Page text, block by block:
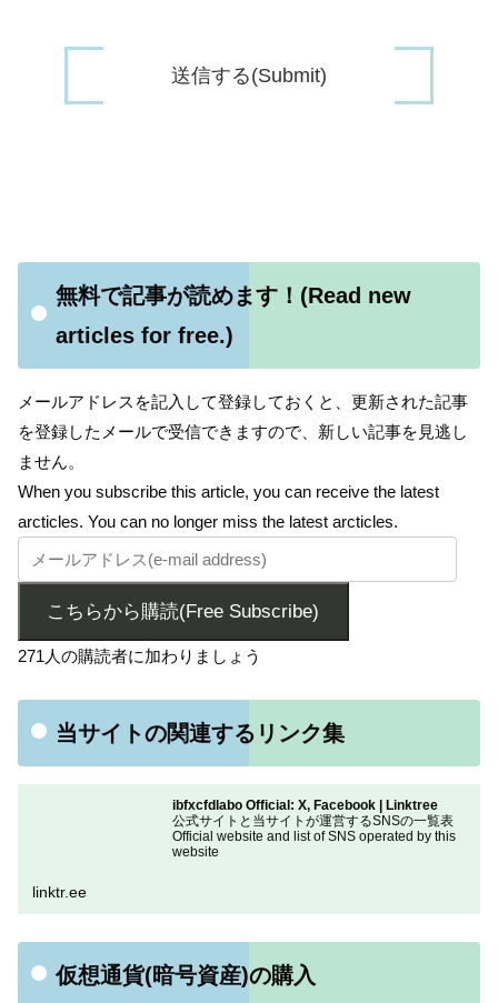
無料で記事が読めます！(Read new
articles for free.)
メールアドレスを記入して登録しておくと、更新された記事
を登録したメールで受信できますので、新しい記事を見逃し
ません。
When you subscribe this article, you can receive the latest
arcticles. You can no longer miss the latest arcticles.
こちらから購読(Free Subscribe)
271人の購読者に加わりましょう
当サイトの関連するリンク集
ibfxcfdlabo Official: X, Facebook | Linktree
公式サイトと当サイトが運営するSNSの一覧表
Official website and list of SNS operated by this
website
linktr.ee
仮想通貨(暗号資産)の購入